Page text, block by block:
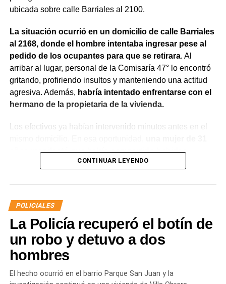
ubicada sobre calle Barriales al 2100.
La situación ocurrió en un domicilio de calle Barriales
al 2168, donde el hombre intentaba ingresar pese al
pedido de los ocupantes para que se retirara. Al
arribar al lugar, personal de la Comisaría 47° lo encontró
gritando, profiriendo insultos y manteniendo una actitud
agresiva. Además, habría intentado enfrentarse con el
hermano de la propietaria de la vivienda.
Los efectivos ya habían intervenido minutos antes en el
años manifestó que había compartido bebidas
alcohólicas con el joven y que, en el marco de una
denuncia penal ni recibir asistencia médica y
únicamente solicitó que el joven se retirara del lugar
para evitar que el conflicto continuara.
Ante la persistencia de la conducta agresiva y el
efectivos, el hombre fue demorado con el objetivo de
CONTINUAR LEYENDO
POLICIALES
La Policía recuperó el botín de
un robo y detuvo a dos
hombres
El hecho ocurrió en el barrio Parque San Juan y la